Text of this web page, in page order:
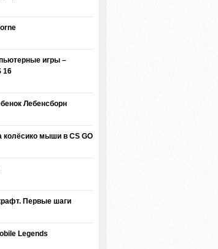
игры –
16
Лебенсборн
мыши в CS GO
Первые шаги
Legends